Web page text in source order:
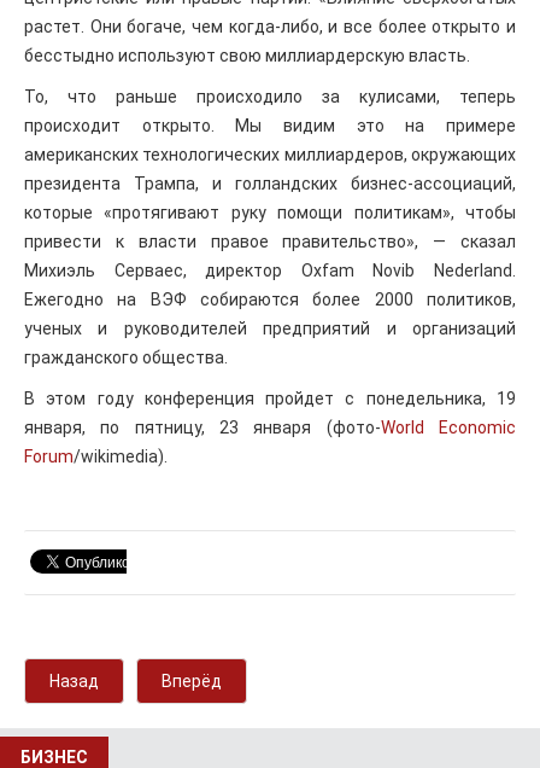
растет. Они богаче, чем когда-либо, и все более открыто и
бесстыдно используют свою миллиардерскую власть.
То, что раньше происходило за кулисами, теперь
происходит открыто. Мы видим это на примере
американских технологических миллиардеров, окружающих
президента Трампа, и голландских бизнес-ассоциаций,
которые «протягивают руку помощи политикам», чтобы
привести к власти правое правительство», — сказал
Михиэль Серваес, директор Oxfam Novib Nederland.
Ежегодно на ВЭФ собираются более 2000 политиков,
ученых и руководителей предприятий и организаций
гражданского общества.
В этом году конференция пройдет с понедельника, 19
января, по пятницу, 23 января (фото-World Economic
Forum/wikimedia).
Назад Вперёд
БИЗНЕС